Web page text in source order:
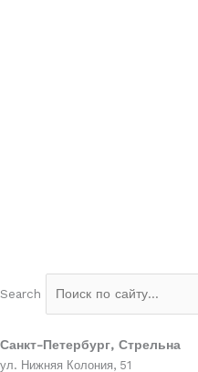
Search
Санкт-Петербург, Стрельна
ул. Нижняя Колония, 51